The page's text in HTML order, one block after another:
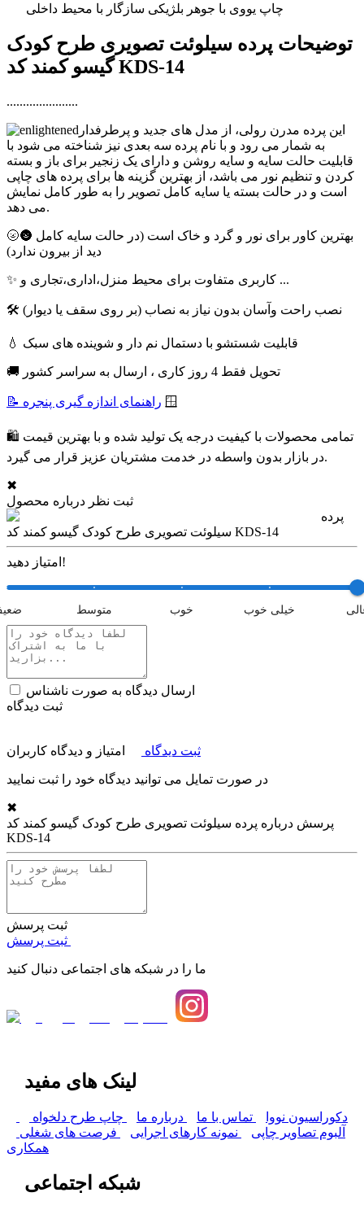
چاپ یووی با جوهر بلژیکی سازگار با محیط داخلی
توضیحات پرده سیلوئت تصویری طرح کودک
گیسو کمند کد KDS-14
......................
این پرده مدرن رولی، از مدل های جدید و پرطرفدار
به شمار می رود و با نام پرده سه بعدی نیز شناخته می شود با
قابلیت حالت سایه و سایه روشن و دارای یک زنجیر برای باز و بسته
کردن و تنظیم نور می باشد، از بهترین گزینه ها برای پرده های چاپی
است و در حالت بسته یا سایه کامل تصویر را به طور کامل نمایش
می دهد.
🌝🌚 بهترین کاور برای نور و گرد و خاک است (در حالت سایه کامل
دید از بیرون ندارد)
✨ کاربری متفاوت برای محیط منزل،اداری،تجاری و ...
🛠 نصب راحت وآسان بدون نیاز به نصاب (بر روی سقف یا دیوار)
💧 قابلیت شستشو با دستمال نم دار و شوینده های سبک
🚚 تحویل فقط 4 روز کاری ، ارسال به سراسر کشور
📝 راهنمای اندازه گیری پنجره 🪟
🛍 تمامی محصولات با کیفیت درجه یک تولید شده و با بهترین قیمت
در بازار بدون واسطه در خدمت مشتریان عزیز قرار می گیرد.
✖
ثبت نظر درباره محصول
پرده
سیلوئت تصویری طرح کودک گیسو کمند کد KDS-14
امتیاز دهید!
متوسط خوب خیلی خوب
ارسال دیدگاه به صورت ناشناس
ثبت دیدگاه
ثبت دیدگاه امتیاز و دیدگاه کاربران
در صورت تمایل می توانید دیدگاه خود را ثبت نمایید
✖
پرسش درباره پرده سیلوئت تصویری طرح کودک گیسو کمند کد
KDS-14
ثبت پرسش
ما را در شبکه های اجتماعی دنبال کنید
لینک های مفید
دکوراسیون نووا تماس با ما درباره ما
چاپ طرح دلخواه
آلبوم تصاویر چاپی
نمونه کارهای اجرایی
فرصت های شغلی
همکاری
شبکه اجتماعی